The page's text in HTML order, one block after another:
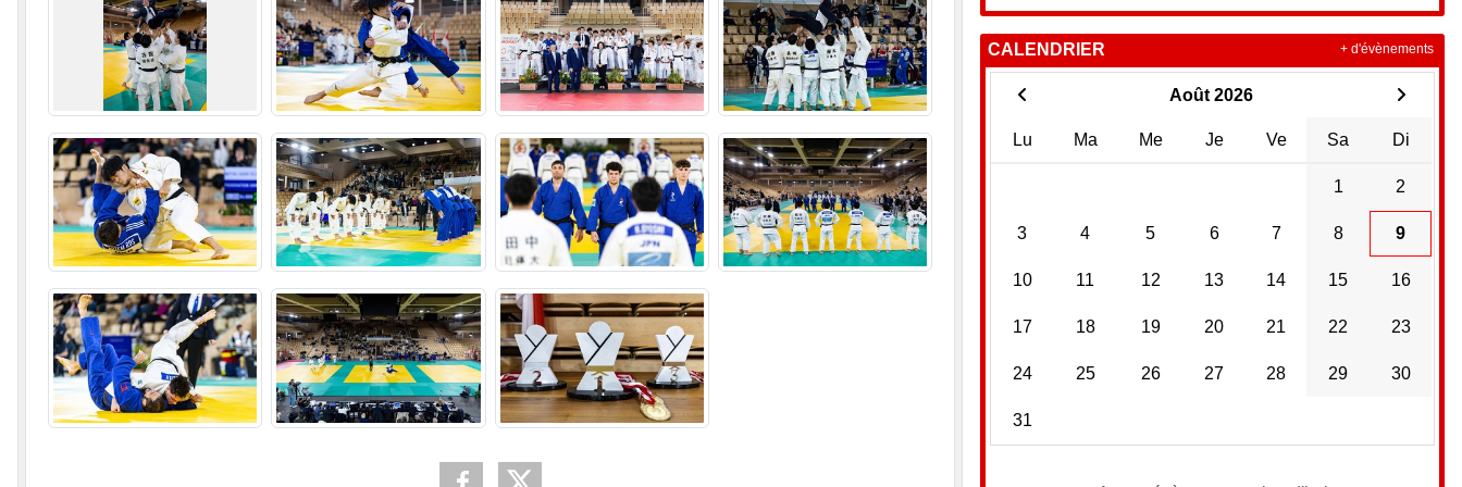
CALENDRIER
Août 2026
Lu Ma Me Je Ve Sa Di
1 2
3 4 5 6 7 8 9
10 11 12 13 14 15 16
17 18 19 20 21 22 23
24 25 26 27 28 29 30
31
+ d'évènements